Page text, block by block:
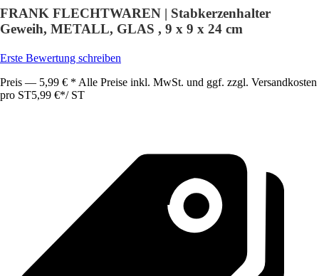
FRANK FLECHTWAREN | Stabkerzenhalter
Geweih, METALL, GLAS , 9 x 9 x 24 cm
Erste Bewertung schreiben
Preis — 5,99 € * Alle Preise inkl. MwSt. und ggf. zzgl. Versandkosten
pro ST5,99 €*/ ST